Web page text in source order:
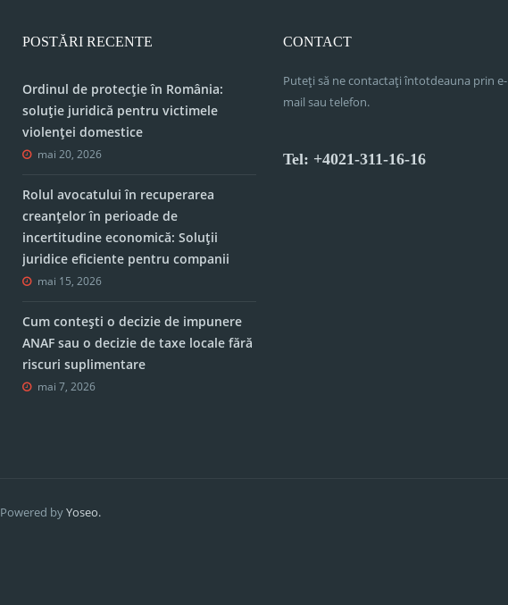
POSTĂRI RECENTE
Ordinul de protecție în România:
soluție juridică pentru victimele
violenței domestice
mai 20, 2026
Rolul avocatului în recuperarea
creanțelor în perioade de
incertitudine economică: Soluții
juridice eficiente pentru companii
mai 15, 2026
Cum contești o decizie de impunere
ANAF sau o decizie de taxe locale fără
riscuri suplimentare
mai 7, 2026
CONTACT
Puteți să ne contactați întotdeauna prin e-
mail sau telefon.
Tel: +4021-311-16-16
byYoseo.